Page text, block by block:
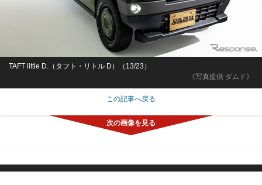
《写真提供 ダムド》
TAFT little D.（タフト・リトル D）（13/23）
この記事へ戻る